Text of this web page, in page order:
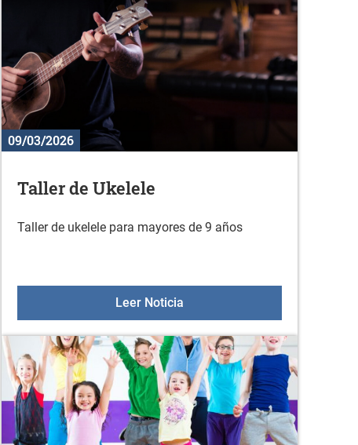
09/03/2026
Taller de Ukelele
Taller de ukelele para mayores de 9 años
Leer Noticia